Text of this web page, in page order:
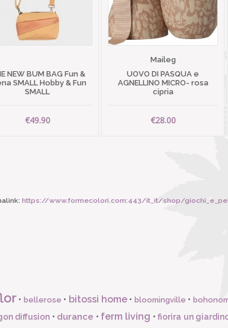
NEW BUM BAG Fun &
SMALL Hobby & Fun
SMALL
€49.90
Maileg
UOVO DI PASQUA e
AGNELLINO MICRO- rosa
cipria
€28.00
https://www.formecolori.com:443/it_it/shop/giochi_e_peluche_maileg/
• bellerose • bitossi home • bloomingville •
diffusion • durance • ferm living •fiorira un